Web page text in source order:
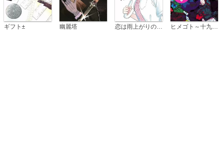
ギフト± 幽麗塔 ヒメゴト～十九歳の制服～